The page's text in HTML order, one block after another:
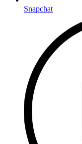
Snapchat